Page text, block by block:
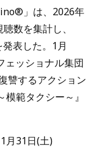
」は、2026年
数を集計し、
表した。1月
ェッショナル集団
讐するアクション
範タクシー～』
月31日(土)